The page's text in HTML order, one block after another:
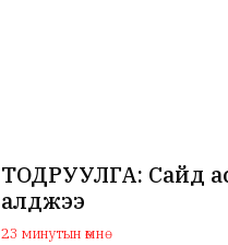
ТОДРУУЛГА: Сайд
алджээ
23 минутын өмнө